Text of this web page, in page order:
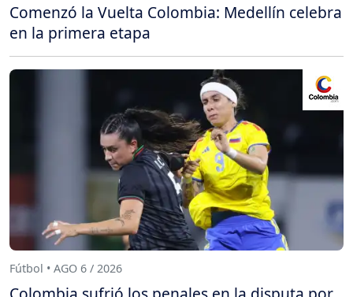
Comenzó la Vuelta Colombia: Medellín celebra
en la primera etapa
Fútbol • AGO 6 / 2026